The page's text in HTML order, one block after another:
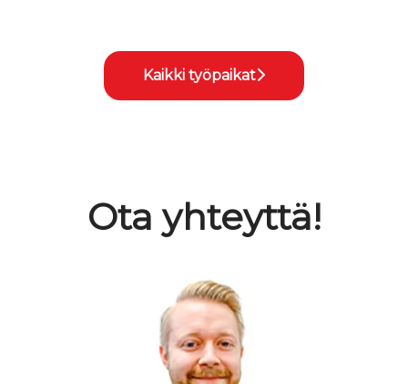
Kaikki työpaikat
Ota yhteyttä!